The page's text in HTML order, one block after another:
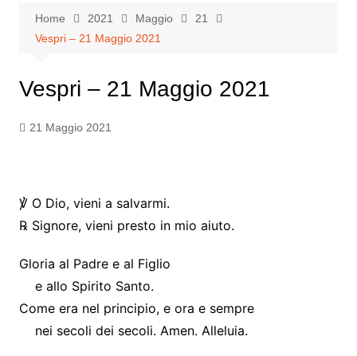
Home 2021 Maggio
21
Vespri – 21 Maggio 2021
Vespri – 21 Maggio 2021
21 Maggio 2021
℣ O Dio, vieni a salvarmi.
℞ Signore, vieni presto in mio aiuto.
Gloria al Padre e al Figlio
e allo Spirito Santo.
Come era nel principio, e ora e sempre
nei secoli dei secoli. Amen. Alleluia.